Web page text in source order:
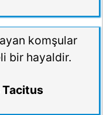
komşular
bir hayaldir.
Tacitus